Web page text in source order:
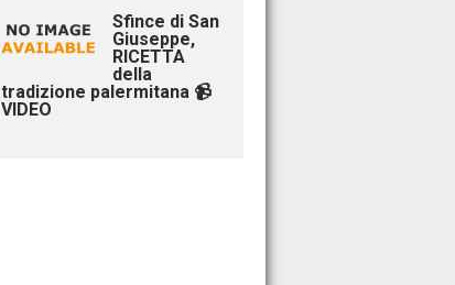
Sfince di San
Giuseppe,
RICETTA
della
tradizione palermitana 📹
VIDEO